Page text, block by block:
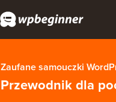
Zaufane samouczki
Przewodnik dla